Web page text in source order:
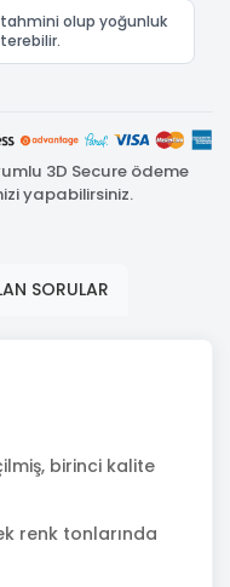
olup yoğunluk
3D Secure ödeme
yapabilirsiniz.
SORULAR
birinci kalite
renk tonlarında